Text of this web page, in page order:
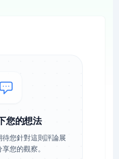
您的想法
待您針對這則評論展
您的觀察。